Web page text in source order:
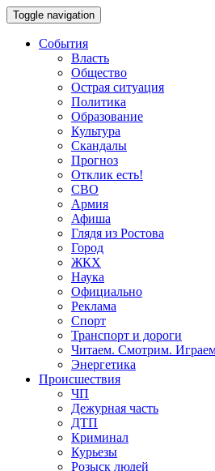
Toggle navigation
События
Власть
Общество
Острая ситуация
Политика
Образование
Культура
Скандалы
Прогноз
Отклик есть!
СВО
Армия
Афиша
Глядя из Ростова
Город
ЖКХ
Наука
Официально
Реклама
Спорт
Транспорт и дороги
Читаем. Смотрим.
Энергетика
Происшествия
ЧП
Дежурная часть
ДТП
Криминал
Курьезы
Розыск людей